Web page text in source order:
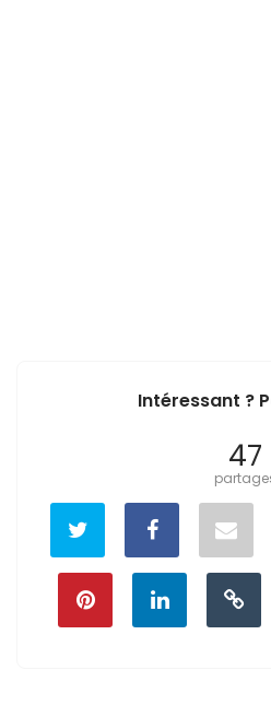
Intéressant ?
47